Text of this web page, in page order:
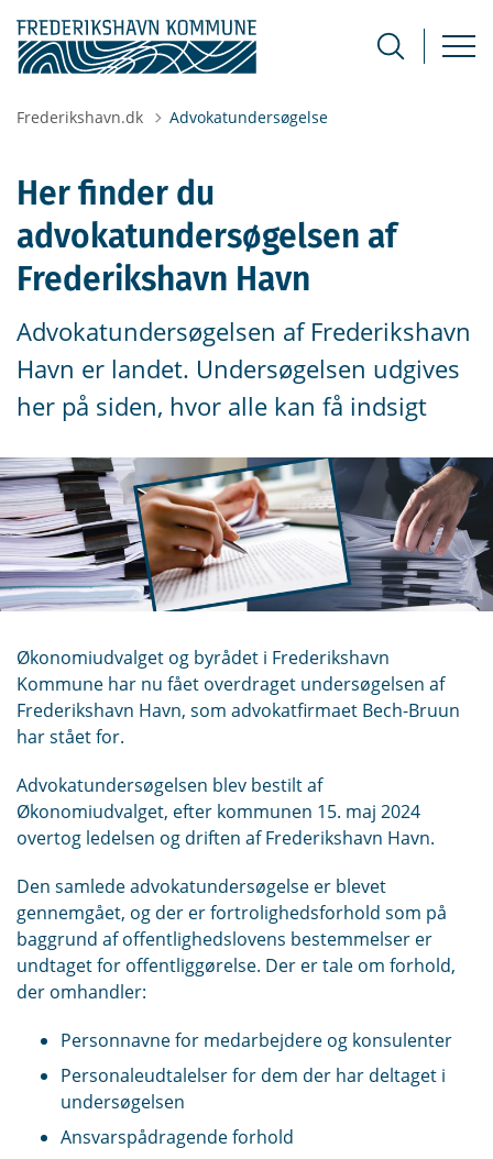
Frederikshavn.dk Advokatundersøgelse
Her finder du
advokatundersøgelsen af
Frederikshavn Havn
Advokatundersøgelsen af Frederikshavn
Havn er landet. Undersøgelsen udgives
her på siden, hvor alle kan få indsigt
Økonomiudvalget og byrådet i Frederikshavn
Kommune har nu fået overdraget undersøgelsen af
Frederikshavn Havn, som advokatfirmaet Bech-Bruun
har stået for.
Advokatundersøgelsen blev bestilt af
Økonomiudvalget, efter kommunen 15. maj 2024
overtog ledelsen og driften af Frederikshavn Havn.
Den samlede advokatundersøgelse er blevet
gennemgået, og der er fortrolighedsforhold som på
baggrund af offentlighedslovens bestemmelser er
undtaget for offentliggørelse. Der er tale om forhold,
der omhandler:
Personnavne for medarbejdere og konsulenter
Personaleudtalelser for dem der har deltaget i
undersøgelsen
Ansvarspådragende forhold